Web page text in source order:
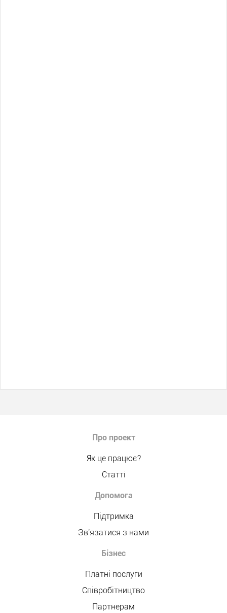
Про проект
Як це працює?
Статті
Допомога
Підтримка
Зв'язатися з нами
Бізнес
Платні послуги
Співробітництво
Партнерам